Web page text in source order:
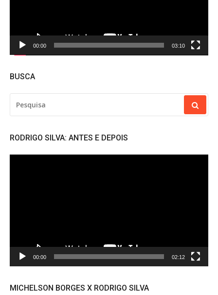
00:00 03:10
BUSCA
POR:
RODRIGO SILVA: ANTES E DEPOIS
00:00 02:12
MICHELSON BORGES X RODRIGO SILVA